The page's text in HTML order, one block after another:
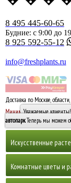
8 495 445-60-65
Будние: с 9:00 до
8 925 592-55-12
info@freshplants.ru
Доставка по Москве, области,
Минимальный заказ -10
Уважаемые клиенты!
автопарк. Теперь мы можем
Искусственные
Горшечные растения,
Комнатные цветы и